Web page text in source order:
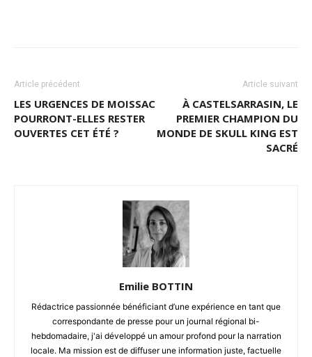
Article précédent
LES URGENCES DE MOISSAC
POURRONT-ELLES RESTER
OUVERTES CET ÉTÉ ?
Article suivant
À CASTELSARRASIN, LE
PREMIER CHAMPION DU
MONDE DE SKULL KING EST
SACRÉ
Emilie BOTTIN
Rédactrice passionnée bénéficiant d’une expérience en tant que
correspondante de presse pour un journal régional bi-
hebdomadaire, j'ai développé un amour profond pour la narration
locale. Ma mission est de diffuser une information juste, factuelle